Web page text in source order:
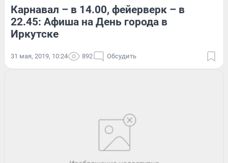
Карнавал – в 14.00, фейерверк – в
22.45: Афиша на День города в
Иркутске
31 мая, 2019, 10:24 892 Обсудить